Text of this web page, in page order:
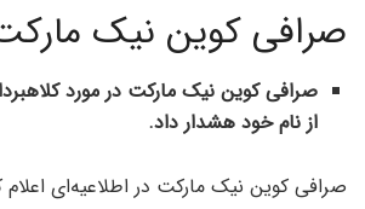
صرافی کوین نیک
صرافی کوین نیک مارکت در مورد
از نام خود هشدار داد.
صرافی کوین نیک مارکت در اطلاعیه‌ای اعلام